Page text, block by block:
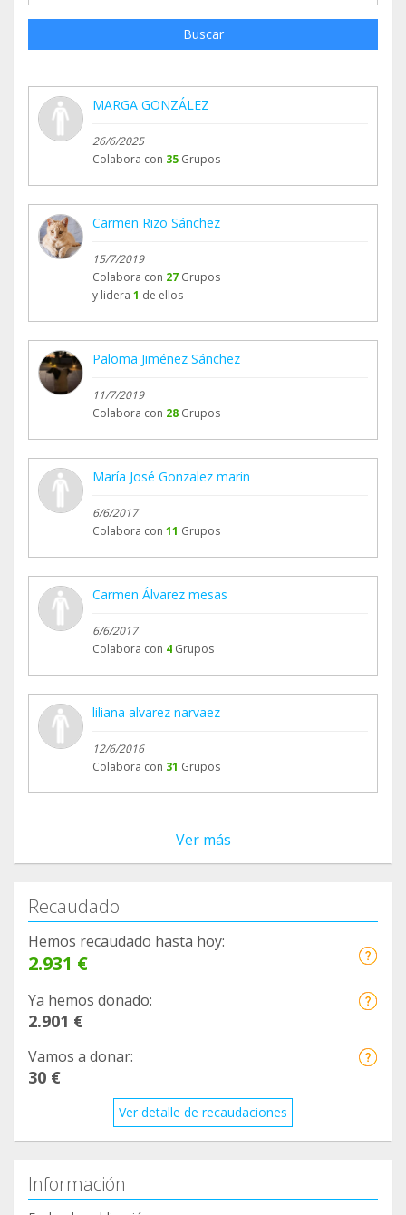
Buscar
MARGA GONZÁLEZ
26/6/2025
Colabora con 35 Grupos
Carmen Rizo Sánchez
15/7/2019
Colabora con 27 Grupos
y lidera 1 de ellos
Paloma Jiménez Sánchez
11/7/2019
Colabora con 28 Grupos
María José Gonzalez marin
6/6/2017
Colabora con 11 Grupos
Carmen Álvarez mesas
6/6/2017
Colabora con 4 Grupos
liliana alvarez narvaez
12/6/2016
Colabora con 31 Grupos
Ver más
Recaudado
Hemos recaudado hasta hoy:
2.931 €
Ya hemos donado:
2.901 €
Vamos a donar:
30 €
Ver detalle de recaudaciones
Información